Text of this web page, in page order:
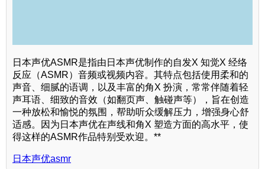
日本声优ASMR是指由日本声优制作的自发X 知觉X 经络
反应（ASMR）音频或视频内容。其特点包括使用柔和的
声音、细腻的语调，以及丰富的角X 扮演，常常伴随着轻
声耳语、细致的音效（如翻页声、触碰声等），旨在创造
一种放松和愉悦的氛围，帮助听众缓解压力，增强身心舒
适感。因为日本声优在声线和角X 塑造方面的高水平，使
得这样的ASMR作品特别受欢迎。**
日本声优asmr